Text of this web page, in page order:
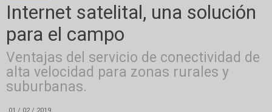
Internet satelital, una solución
para el campo
Ventajas del servicio de conectividad de
alta velocidad para zonas rurales y
suburbanas.